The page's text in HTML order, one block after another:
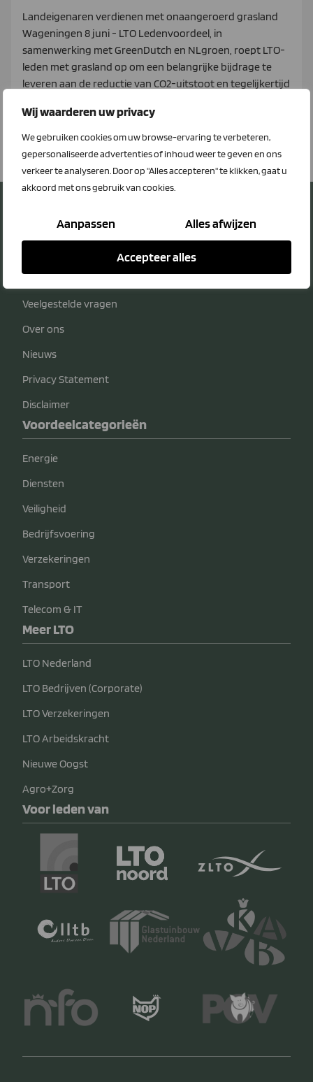
Wij waarderen uw privacy
We gebruiken cookies om uw browse-ervaring te verbeteren,
gepersonaliseerde advertenties of inhoud weer te geven en ons
verkeer te analyseren. Door op "Alles accepteren" te klikken, gaat u
akkoord met ons gebruik van cookies.
Aanpassen Alles afwijzen
Accepteer alles
Landeigenaren verdienen met onaangeroerd grasland
Wageningen 8 juni - LTO Ledenvoordeel, in
samenwerking met GreenDutch en NLgroen, roept LTO-
leden met grasland op om een belangrijke bijdrage te
leveren aan de reductie van CO2-uitstoot en tegelijkertijd
Lees meer
Over LTO Ledenvoordeel
Veelgestelde vragen
Over ons
Nieuws
Privacy Statement
Disclaimer
Voordeelcategorieën
Energie
Diensten
Veiligheid
Bedrijfsvoering
Verzekeringen
Transport
Telecom & IT
Meer LTO
LTO Nederland
LTO Bedrijven (Corporate)
LTO Verzekeringen
LTO Arbeidskracht
Nieuwe Oogst
Agro+Zorg
Voor leden van